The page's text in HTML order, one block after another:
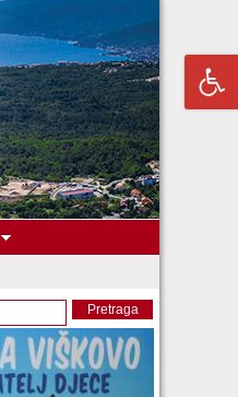
Pretraga